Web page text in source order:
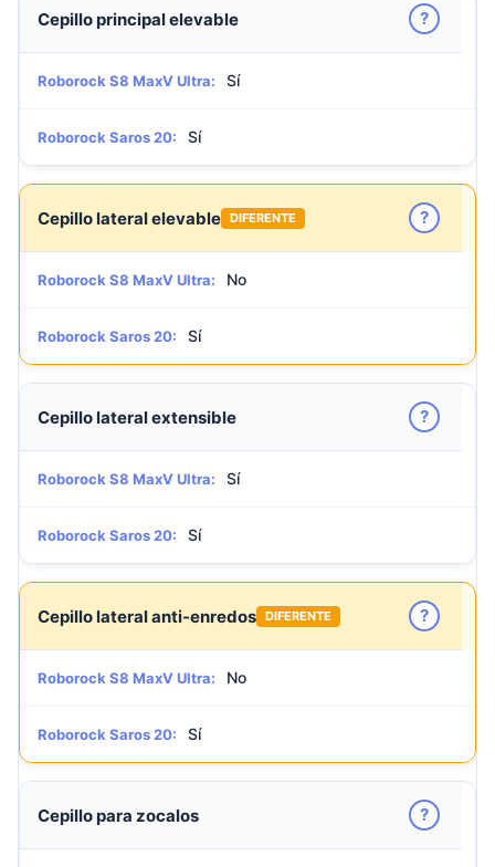
Cepillo principal elevable ?
Roborock S8 MaxV Ultra: Sí
Roborock Saros 20: Sí
Cepillo lateral elevable DIFERENTE ?
Roborock S8 MaxV Ultra: No
Roborock Saros 20: Sí
Cepillo lateral extensible ?
Roborock S8 MaxV Ultra: Sí
Roborock Saros 20: Sí
Cepillo lateral anti-enredos DIFERENTE ?
Roborock S8 MaxV Ultra: No
Roborock Saros 20: Sí
Cepillo para zocalos ?